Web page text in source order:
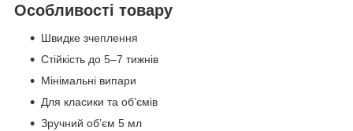
Особливості товару
Швидке зчеплення
Стійкість до 5–7 тижнів
Мінімальні випари
Для класики та об’ємів
Зручний об’єм 5 мл